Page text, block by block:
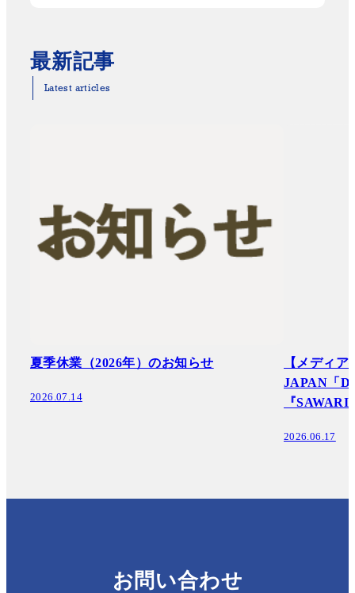
最新記事
Latest articles
夏季休業（2026年）のお知らせ
2026.07.14
【メディ
JAPAN「
『
2026.06.17
お問い合わせ